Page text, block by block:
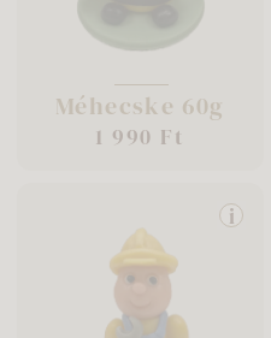
Méhecske 60g
1 990 Ft
i